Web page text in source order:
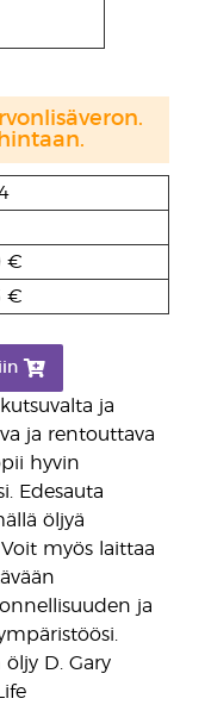
ja
ja rentouttava
hyvin
Edesauta
öljyä
myös laittaa
ja
D. Gary
€
€